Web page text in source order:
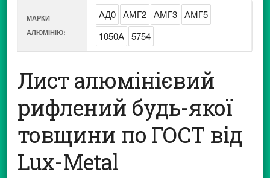
МАРКИ
АЛЮМІНІЮ:
АД0 АМГ2 АМГ3 АМГ5
1050А 5754
Лист алюмінієвий
рифлений будь-якої
товщини по ГОСТ від
Lux-Metal